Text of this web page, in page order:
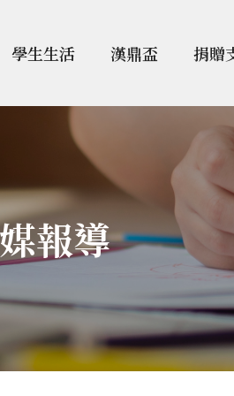
學生生活 漢鼎盃 捐贈
報導